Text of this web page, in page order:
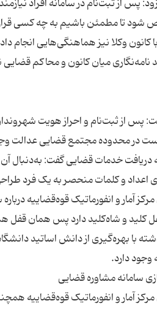
پس از ثبت‌نام در سامانه افراد
تا مطمئن باشیم به چه کسی قرار
کانون وکلا نیز هماهنگی‌هایی انجام
پس از ثبت‌نام و احراز هویت
در محدوده مجتمع قضایی عدالت
خدمات قضایی گفت: به‌دنبال آن
آمار و انفورماتیک قوه‌قضاییه
با بهره‌گیری از دانش اساتید